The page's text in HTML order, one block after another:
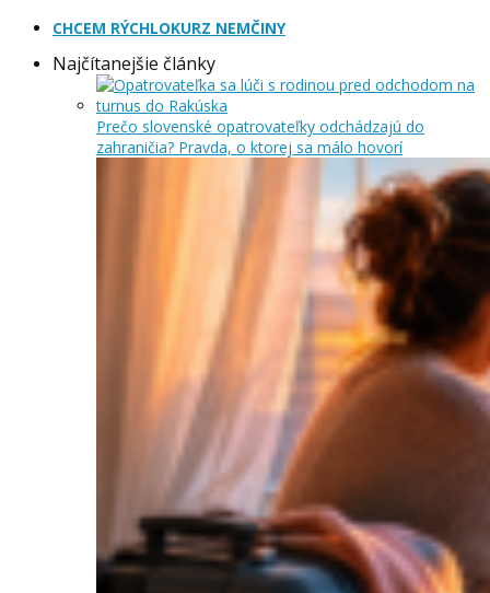
CHCEM RÝCHLOKURZ NEMČINY
Najčítanejšie články
Prečo slovenské opatrovateľky odchádzajú do
zahraničia? Pravda, o ktorej sa málo hovorí